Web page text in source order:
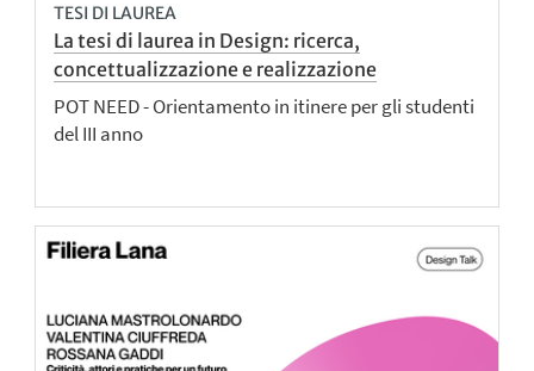
TESI DI LAUREA
La tesi di laurea in Design: ricerca,
concettualizzazione e realizzazione
POT NEED - Orientamento in itinere per gli studenti
del III anno